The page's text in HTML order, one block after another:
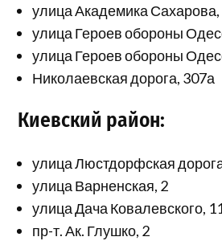
улица Академика Сахарова,
улица Героев обороны
улица Героев обороны
Николаевская дорога, 307а
Киевский район:
улица Люстдорфская
улица Варненская, 2
улица Дача Ковалевского,
пр-т. Ак. Глушко, 2